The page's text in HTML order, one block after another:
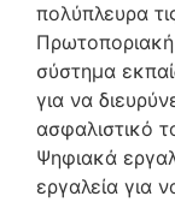
πολύπλευρα
σύστημα
για να
ασφαλιστικό
Ψηφιακά
εργαλεία για